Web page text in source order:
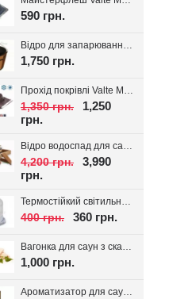
590 грн.
1,750 грн.
1,350 грн.
1,250
грн.
4,200 грн.
3,990
грн.
400 грн. 360 грн.
1,000 грн.
Ароматизатор для сауни Spitzner SAUNAMED 190мл.